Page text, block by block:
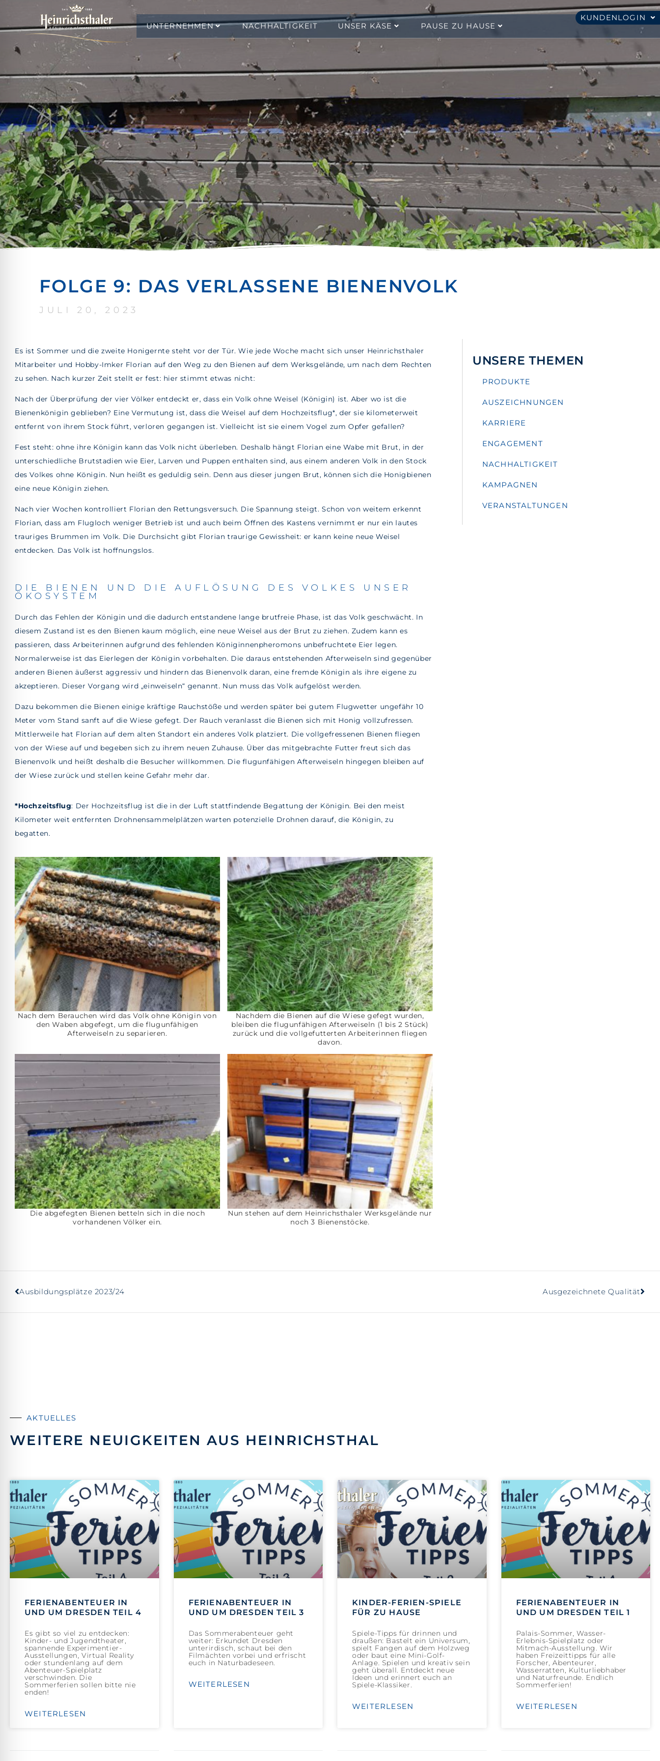
KUNDENLOGIN
UNTERNEHMEN
NACHHALTIGKEIT UNSER KÄSE PAUSE ZU HAUSE
FOLGE 9: DAS VERLASSENE BIENENVOLK
JULI 20, 2023
Es ist Sommer und die zweite Honigernte steht vor der Tür. Wie jede Woche macht sich unser Heinrichsthaler
Mitarbeiter und Hobby-Imker Florian auf den Weg zu den Bienen auf dem Werksgelände, um nach dem Rechten
zu sehen. Nach kurzer Zeit stellt er fest: hier stimmt etwas nicht:
Nach der Überprüfung der vier Völker entdeckt er, dass ein Volk ohne Weisel (Königin) ist. Aber wo ist die
Bienenkönigin geblieben? Eine Vermutung ist, dass die Weisel auf dem Hochzeitsflug*, der sie kilometerweit
entfernt von ihrem Stock führt, verloren gegangen ist. Vielleicht ist sie einem Vogel zum Opfer gefallen?
Fest steht: ohne ihre Königin kann das Volk nicht überleben. Deshalb hängt Florian eine Wabe mit Brut, in der
unterschiedliche Brutstadien wie Eier, Larven und Puppen enthalten sind, aus einem anderen Volk in den Stock
des Volkes ohne Königin. Nun heißt es geduldig sein. Denn aus dieser jungen Brut, können sich die Honigbienen
eine neue Königin ziehen.
Nach vier Wochen kontrolliert Florian den Rettungsversuch. Die Spannung steigt. Schon von weitem erkennt
Florian, dass am Flugloch weniger Betrieb ist und auch beim Öffnen des Kastens vernimmt er nur ein lautes
trauriges Brummen im Volk. Die Durchsicht gibt Florian traurige Gewissheit: er kann keine neue Weisel
entdecken. Das Volk ist hoffnungslos.
DIE BIENEN UND DIE AUFLÖSUNG DES VOLKES UNSER
ÖKOSYSTEM
Durch das Fehlen der Königin und die dadurch entstandene lange brutfreie Phase, ist das Volk geschwächt. In
diesem Zustand ist es den Bienen kaum möglich, eine neue Weisel aus der Brut zu ziehen. Zudem kann es
passieren, dass Arbeiterinnen aufgrund des fehlenden Königinnenpheromons unbefruchtete Eier legen.
Normalerweise ist das Eierlegen der Königin vorbehalten. Die daraus entstehenden Afterweiseln sind gegenüber
anderen Bienen äußerst aggressiv und hindern das Bienenvolk daran, eine fremde Königin als ihre eigene zu
akzeptieren. Dieser Vorgang wird „einweiseln“ genannt. Nun muss das Volk aufgelöst werden.
Dazu bekommen die Bienen einige kräftige Rauchstöße und werden später bei gutem Flugwetter ungefähr 10
Meter vom Stand sanft auf die Wiese gefegt. Der Rauch veranlasst die Bienen sich mit Honig vollzufressen.
Mittlerweile hat Florian auf dem alten Standort ein anderes Volk platziert. Die vollgefressenen Bienen fliegen
von der Wiese auf und begeben sich zu ihrem neuen Zuhause. Über das mitgebrachte Futter freut sich das
Bienenvolk und heißt deshalb die Besucher willkommen. Die flugunfähigen Afterweiseln hingegen bleiben auf
der Wiese zurück und stellen keine Gefahr mehr dar.
*Hochzeitsflug: Der Hochzeitsflug ist die in der Luft stattfindende Begattung der Königin. Bei den meist
Kilometer weit entfernten Drohnensammelplätzen warten potenzielle Drohnen darauf, die Königin,zu
begatten.
Nach dem Berauchen wird das Volk ohne Königin von
den Waben abgefegt, um die flugunfähigen
Afterweiseln zu separieren.
Nachdem die Bienen auf die Wiese gefegt wurden,
bleiben die flugunfähigen Afterweiseln (1 bis 2 Stück)
zurück und die vollgefutterten Arbeiterinnen fliegen
davon.
Die abgefegten Bienen betteln sich in die noch
vorhandenen Völker ein.
Nun stehen auf dem Heinrichsthaler Werksgelände nur
noch 3 Bienenstöcke.
UNSERE THEMEN
PRODUKTE
AUSZEICHNUNGEN
KARRIERE
ENGAGEMENT
NACHHALTIGKEIT
KAMPAGNEN
VERANSTALTUNGEN
Ausbildungsplätze 2023/24 Ausgezeichnete Qualität
AKTUELLES
WEITERE NEUIGKEITEN AUS HEINRICHSTHAL
FERIENABENTEUER IN
UND UM DRESDEN TEIL 4
Es gibt so viel zu entdecken:
Kinder- und Jugendtheater,
spannende Experimentier-
Ausstellungen, Virtual Reality
oder stundenlang auf dem
Abenteuer-Spielplatz
verschwinden. Die
Sommerferien sollen bitte nie
enden!
WEITERLESEN
FERIENABENTEUER IN
UND UM DRESDEN TEIL 3
Das Sommerabenteuer geht
weiter: Erkundet Dresden
unterirdisch, schaut bei den
Filmächten vorbei und erfrischt
euch in Naturbadeseen.
WEITERLESEN
KINDER-FERIEN-SPIELE
FÜR ZU HAUSE
Spiele-Tipps für drinnen und
draußen: Bastelt ein Universum,
spielt Fangen auf dem Holzweg
oder baut eine Mini-Golf-
Anlage. Spielen und kreativ sein
geht überall. Entdeckt neue
Ideen und erinnert euch an
Spiele-Klassiker.
WEITERLESEN
FERIENABENTEUER IN
UND UM DRESDEN TEIL 1
Palais-Sommer, Wasser-
Erlebnis-Spielplatz oder
Mitmach-Ausstellung. Wir
haben Freizeittipps für alle
Forscher, Abenteurer,
Wasserratten, Kulturliebhaber
und Naturfreunde. Endlich
Sommerferien!
WEITERLESEN